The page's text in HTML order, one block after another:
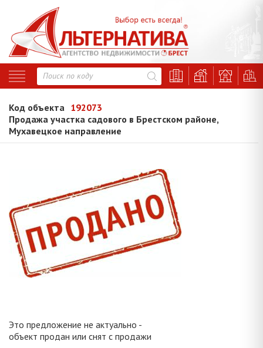
Код объекта 192073
Продажа участка садового в Брестском районе,
Мухавецкое направление
Это предложение не актуально -
объект продан или снят с продажи